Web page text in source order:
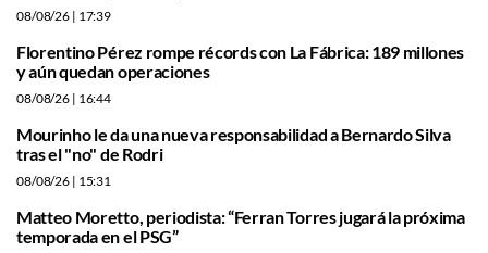
08/08/26 | 17:39
Florentino Pérez rompe récords con La Fábrica: 189 millones
y aún quedan operaciones
08/08/26 | 16:44
Mourinho le da una nueva responsabilidad a Bernardo Silva
tras el "no" de Rodri
08/08/26 | 15:31
Matteo Moretto, periodista: “Ferran Torres jugará la próxima
temporada en el PSG”